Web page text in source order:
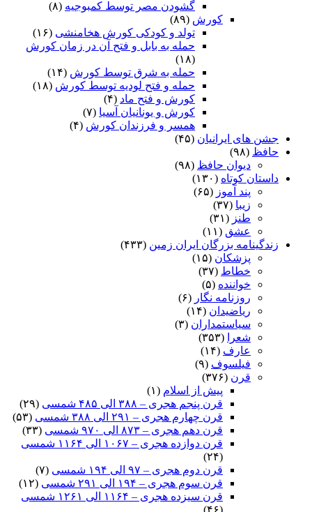
گشودن مصر توسط کمبوجیه (۸)
کورش (۸۹)
تولد و کودکی کورش هخامنشی (۱۶)
حمله به بابل و فتح آن در زمان کورش
(۱۸)
حمله به شرق توسط کورش (۱۴)
حمله و فتح لودیه توسط کورش (۱۸)
کورش و فتح ماد (۴)
کورش و یونانیان آسیا (۷)
همسر و فرزندان کورش (۴)
جشن های ایرانیان (۴۵)
حافظ (۹۸)
دیوان حافظ (۹۸)
داستان کوتاه (۱۳۰)
پند آموز (۶۵)
زیبا (۳۷)
طنز (۳۱)
عشق (۱۱)
زندگینامه بزرگان ایران زمین (۴۳۳)
پزشکان (۱۵)
خطاط (۳۷)
خواننده (۵)
روزنامه نگار (۶)
ریاضیدان (۱۴)
سیاستمداران (۳)
شعرا
(۳۵۳)
عارف (۱۴)
فیلسوف (۹)
قرن (۳۷۶)
پیش از اسلام (۱)
قرن پنجم هجری – ۳۸۸ الی ۴۸۵ شمسی
(۲۹)
قرن چهارم هجری – ۲۹۱ الی ۳۸۸ شمسی
(۵۳)
قرن دهم هجری – ۸۷۳ الی ۹۷۰ شمسی
(۳۳)
قرن دوازده هجری – ۱۰۶۷ الی ۱۱۶۴ شمسی
(۲۴)
قرن دوم هجری – ۹۷ الی ۱۹۴ شمسی
(۷)
قرن سوم هجری – ۱۹۴ الی ۲۹۱ شمسی
(۱۲)
قرن سیزده هجری – ۱۱۶۴ الی ۱۲۶۱ شمسی
(۴۶)